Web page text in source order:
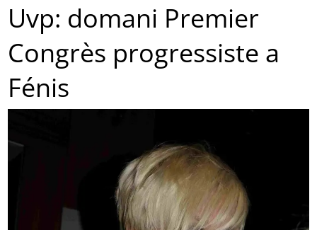
Uvp: domani Premier
Congrès progressiste a
Fénis